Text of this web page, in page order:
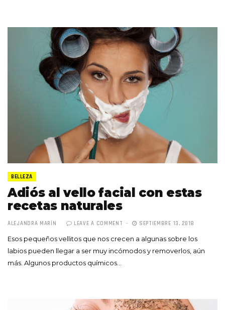
BELLEZA
Adiós al vello facial con estas
recetas naturales
ALEJANDRA MARÍN LEAVE A COMMENT SEPTIEMBRE 13, 2018
Esos pequeños vellitos que nos crecen a algunas sobre los
labios pueden llegar a ser muy incómodos y removerlos, aún
más. Algunos productos químicos…